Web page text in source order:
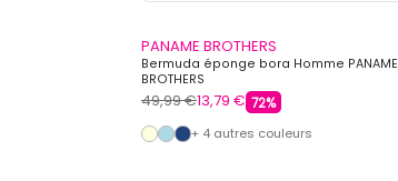
PANAME BROTHERS
Bermuda éponge bora Homme PANAME
BROTHERS
49,99 €13,79 € 72%
+ 4 autres couleurs